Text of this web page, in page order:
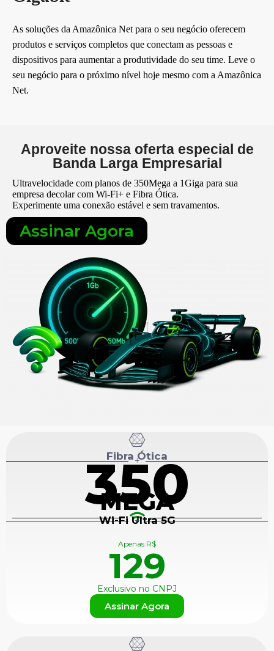
As soluções da Amazônica Net para o seu negócio oferecem
produtos e serviços completos que conectam as pessoas e
dispositivos para aumentar a produtividade do seu time. Leve o
seu negócio para o próximo nível hoje mesmo com a Amazônica
Net.
Aproveite nossa oferta especial de
Banda Larga Empresarial
Ultravelocidade com planos de 350Mega a 1Giga para sua
empresa decolar com Wi-Fi+ e Fibra Ótica.
Experimente uma conexão estável e sem travamentos.
Assinar Agora
Fibra Ótica
+
350
MEGA
Wi-Fi Ultra 5G
+
Apenas R$
129
Exclusivo no CNPJ
Assinar Agora